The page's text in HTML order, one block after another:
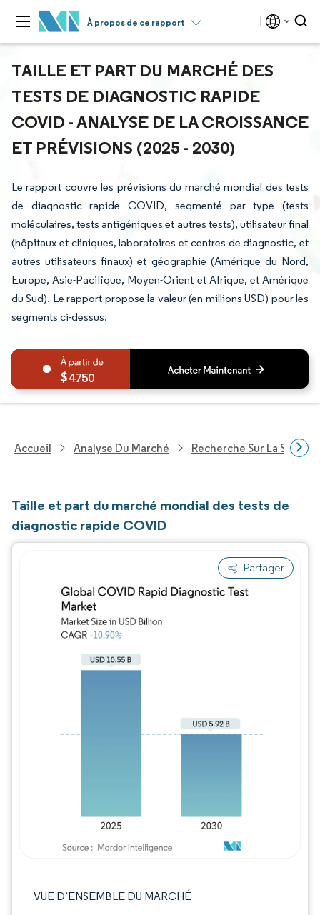
À propos de ce rapport
TAILLE ET PART DU MARCHÉ DES
TESTS DE DIAGNOSTIC RAPIDE
COVID - ANALYSE DE LA CROISSANCE
ET PRÉVISIONS (2025 - 2030)
Le rapport couvre les prévisions du marché mondial des tests
de diagnostic rapide COVID, segmenté par type (tests
moléculaires, tests antigéniques et autres tests), utilisateur final
(hôpitaux et cliniques, laboratoires et centres de diagnostic, et
autres utilisateurs finaux) et géographie (Amérique du Nord,
Europe, Asie-Pacifique, Moyen-Orient et Afrique, et Amérique
du Sud). Le rapport propose la valeur (en millions USD) pour les
segments ci-dessus.
4750
Accueil Analyse Du Marché Recherche Sur La Santé
Taille et part du marché mondial des tests de
diagnostic rapide COVID
Partager
VUE D’ENSEMBLE DU MARCHÉ
Image © Mordor Intelligence. La